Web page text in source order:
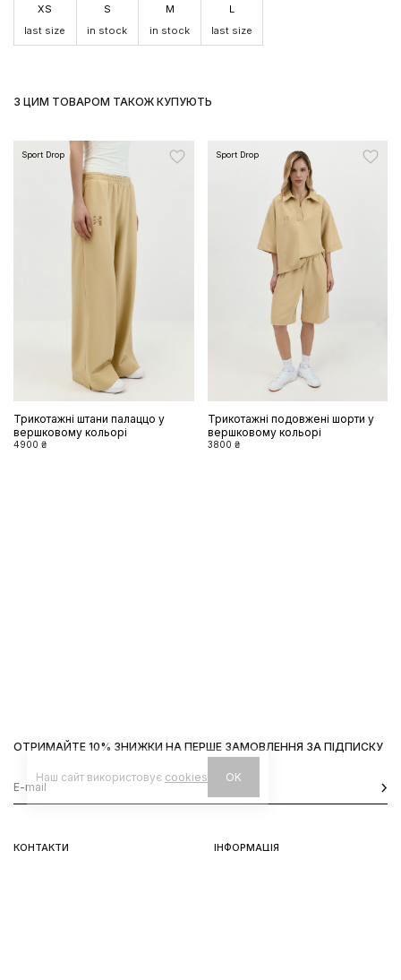
XS
last size
S
in stock
M
in stock
L
last size
З ЦИМ ТОВАРОМ ТАКОЖ КУПУЮТЬ
Sport Drop
Трикотажні штани палаццо у
вершковому кольорі
4900 ₴
Sport Drop
Трикотажні подовжені шорти у
вершковому кольорі
3800 ₴
КОНТАКТИ ІНФОРМАЦІЯ
ОТРИМАЙТЕ 10% ЗНИЖКИ НА ПЕРШЕ ЗАМОВЛЕННЯ ЗА ПІДПИСКУ
Наш сайт використовує cookies OK